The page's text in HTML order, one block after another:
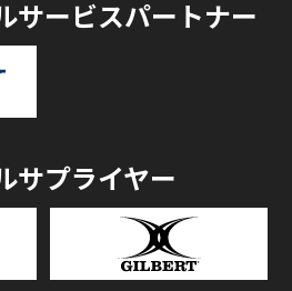
サービスパートナー
サプライヤー